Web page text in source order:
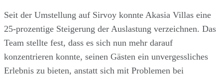
Seit der Umstellung auf Sirvoy konnte Akasia Villas eine
25-prozentige Steigerung der Auslastung verzeichnen. Das
Team stellte fest, dass es sich nun mehr darauf
konzentrieren konnte, seinen Gästen ein unvergessliches
Erlebnis zu bieten, anstatt sich mit Problemen bei